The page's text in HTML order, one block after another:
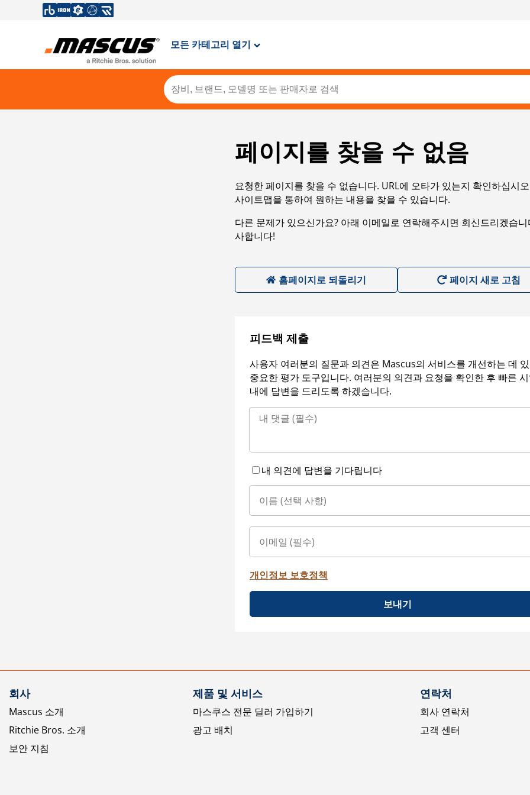
모든 카테고리 열기
페이지를 찾을 수 없음
요청한 페이지를 찾을 수 없습니다. URL에 오타가 있는지 확인하십시
사이트맵을 통하여 원하는 내용을 찾을 수 있습니다.
다른 문제가 있으신가요? 아래 이메일로 연락해주시면 회신드리겠습
사합니다!
홈페이지로 되돌리기 페이지 새로 고침
피드백 제출
사용자 여러분의 질문과 의견은 Mascus의 서비스를 개선하는 데
중요한 평가 도구입니다. 여러분의 의견과 요청을 확인한 후 빠른
내에 답변을 드리도록 하겠습니다.
내 의견에 답변을 기다립니다
개인정보 보호정책
보내기
회사
Mascus 소개
Ritchie Bros. 소개
보안 지침
제품 및 서비스
마스쿠스 전문 딜러 가입하기
광고 배치
연락처
회사 연락처
고객 센터